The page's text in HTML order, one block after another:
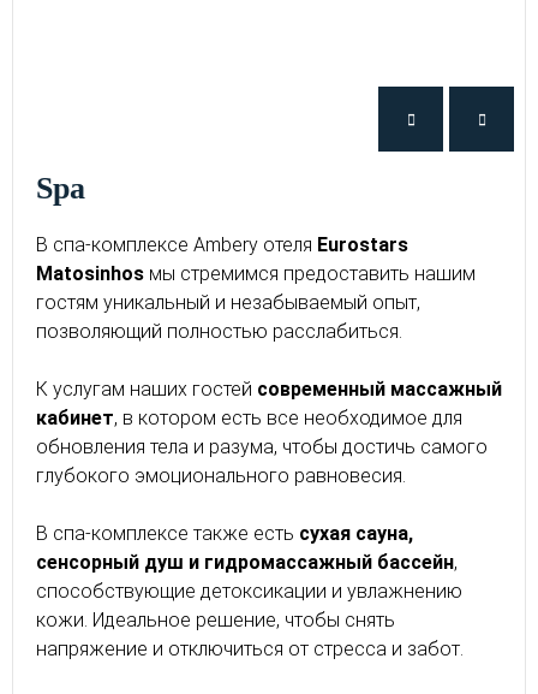
Spa
В спа-комплексе Ambery отеля Eurostars
Matosinhos мы стремимся предоставить нашим
гостям уникальный и незабываемый опыт,
позволяющий полностью расслабиться.
К услугам наших гостей современный массажный
кабинет, в котором есть все необходимое для
обновления тела и разума, чтобы достичь самого
глубокого эмоционального равновесия.
В спа-комплексе также есть сухая сауна,
сенсорный душ и гидромассажный бассейн,
способствующие детоксикации и увлажнению
кожи. Идеальное решение, чтобы снять
напряжение и отключиться от стресса и забот.